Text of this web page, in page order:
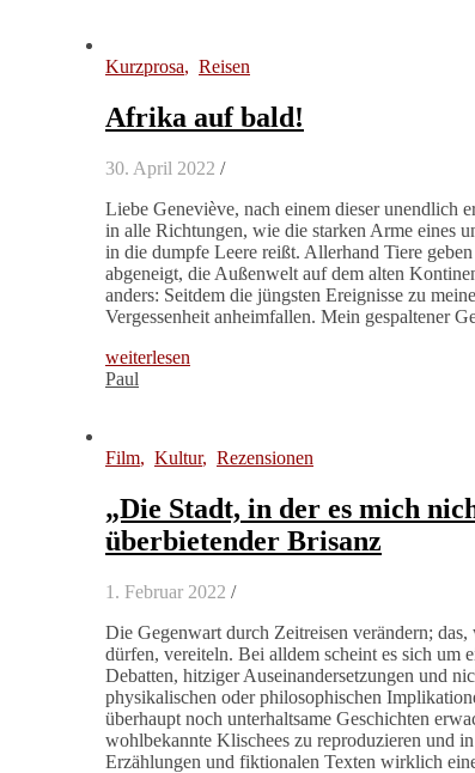
Kurzprosa, Reisen
Afrika auf bald!
30. April 2022 /
Liebe Geneviève, nach einem dieser unendlich
in alle Richtungen, wie die starken Arme eines
in die dumpfe Leere reißt. Allerhand Tiere
abgeneigt, die Außenwelt auf dem alten
anders: Seitdem die jüngsten Ereignisse zu
Vergessenheit anheimfallen. Mein gespaltener
weiterlesen
Paul
Film, Kultur, Rezensionen
„Die Stadt, in der es mich
überbietender Brisanz
1. Februar 2022 /
Die Gegenwart durch Zeitreisen verändern;
dürfen, vereiteln. Bei alldem scheint es sich um
Debatten, hitziger Auseinandersetzungen und
physikalischen oder philosophischen
überhaupt noch unterhaltsame Geschichten
wohlbekannte Klischees zu reproduzieren und
Erzählungen und fiktionalen Texten wirklich